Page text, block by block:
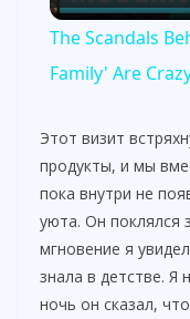
The Scandals
Family' Are
Этот визит
продукты, и мы
пока внутри не
уюта. Он поклялся
мгновение я
знала в детстве. Я
ночь он сказал,